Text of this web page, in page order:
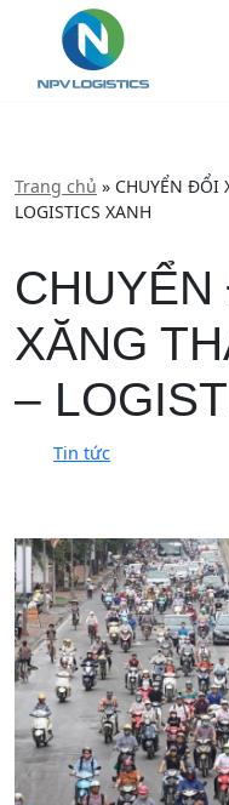
Chuyển
tới
Trang chủ » CHUYỂN ĐỔI
LOGISTICS XANH
XĂNG
–
Tin tức